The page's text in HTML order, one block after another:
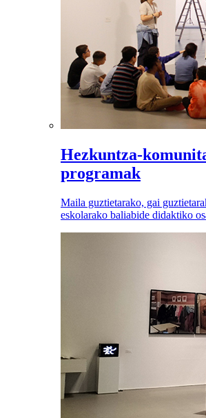
Hezkuntza-
programak
Maila guztietarako, gai
eskolarako baliabide didaktiko